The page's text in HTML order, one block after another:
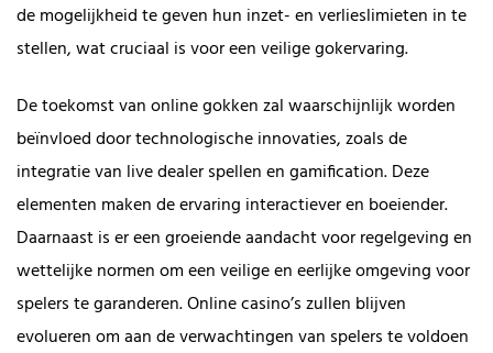
de mogelijkheid te geven hun inzet- en verlieslimieten in te
stellen, wat cruciaal is voor een veilige gokervaring.
De toekomst van online gokken zal waarschijnlijk worden
beïnvloed door technologische innovaties, zoals de
integratie van live dealer spellen en gamification. Deze
elementen maken de ervaring interactiever en boeiender.
Daarnaast is er een groeiende aandacht voor regelgeving en
wettelijke normen om een veilige en eerlijke omgeving voor
spelers te garanderen. Online casino’s zullen blijven
evolueren om aan de verwachtingen van spelers te voldoen